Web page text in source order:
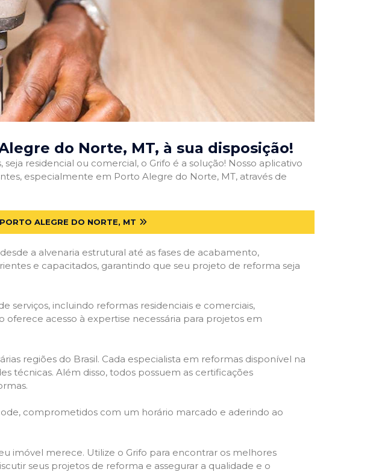
do Norte, MT, à sua disposição!
residencial ou comercial, o Grifo é a solução! Nosso aplicativo
especialmente em Porto Alegre do Norte, MT, através de
ALEGRE DO NORTE, MT
a alvenaria estrutural até as fases de acabamento,
e capacitados, garantindo que seu projeto de reforma seja
serviços, incluindo reformas residenciais e comerciais,
acesso à expertise necessária para projetos em
regiões do Brasil. Cada especialista em reformas disponível na
técnicas. Além disso, todos possuem as certificações
comprometidos com um horário marcado e aderindo ao
imóvel merece. Utilize o Grifo para encontrar os melhores
seus projetos de reforma e assegurar a qualidade e o